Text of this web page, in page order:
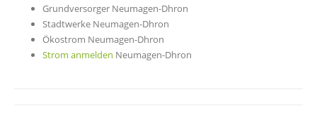
Grundversorger Neumagen-Dhron
Stadtwerke Neumagen-Dhron
Ökostrom Neumagen-Dhron
Strom anmelden Neumagen-Dhron